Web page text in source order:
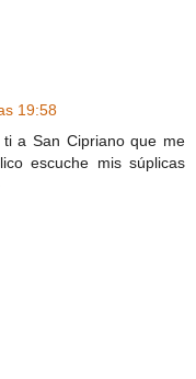
19:58
a San Cipriano que me
escuche mis súplicas